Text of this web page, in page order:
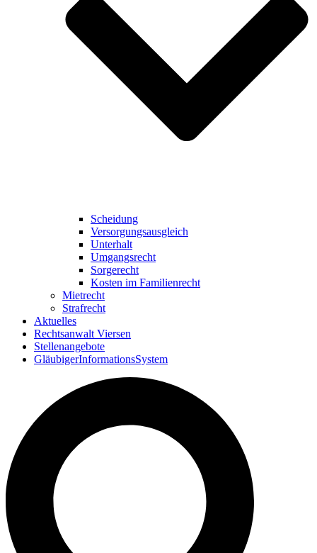
Scheidung
Versorgungsausgleich
Unterhalt
Umgangsrecht
Sorgerecht
Kosten im Familienrecht
Mietrecht
Strafrecht
Aktuelles
Rechtsanwalt Viersen
Stellenangebote
GläubigerInformationsSystem